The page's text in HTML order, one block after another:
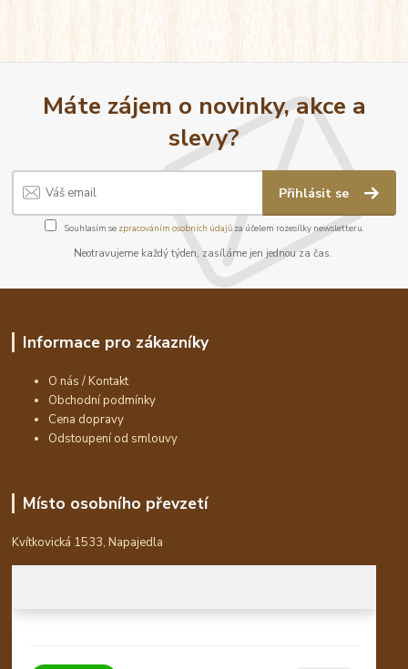
Máte zájem o novinky, akce a
slevy?
Přihlásit se
Souhlasím se zpracováním osobních údajůza účelem rozesílky newsletteru.
Neotravujeme každý týden, zasíláme jen jednou za čas.
Informace pro zákazníky
O nás / Kontakt
Obchodní podmínky
Cena dopravy
Odstoupení od smlouvy
Místo osobního převzetí
Kvítkovická 1533, Napajedla